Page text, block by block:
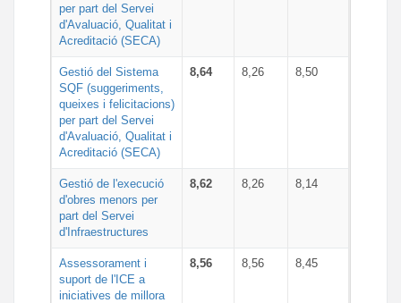
per part del Servei
d'Avaluació, Qualitat i
Acreditació (SECA)
Gestió del Sistema
SQF (suggeriments,
queixes i felicitacions)
per part del Servei
d'Avaluació, Qualitat i
Acreditació (SECA)
8,64 8,26 8,50
Gestió de l'execució
d'obres menors per
part del Servei
d'Infraestructures
8,62 8,26 8,14
Assessorament i
suport de l'ICE a
iniciatives de millora
8,56 8,56 8,45